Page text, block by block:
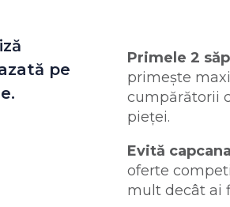
pe
Primele 2
primește
cumpărătorii
pieței.
Evită
oferte
mult decât ai